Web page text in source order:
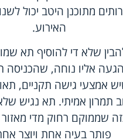
מתוכנן היטב יכול
האירוע.
שלא די להוסיף תא
אליו נוחה,
אמצעי גישה תקניים,
תמרון אמיתי. תא נגיש שלא
שממוקם רחוק מדי
פותר בעיה אחת ויוצר